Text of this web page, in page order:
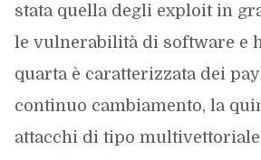
stata quella degli exploit in
le vulnerabilità di software e
quarta è caratterizzata dei
continuo cambiamento, la
attacchi di tipo